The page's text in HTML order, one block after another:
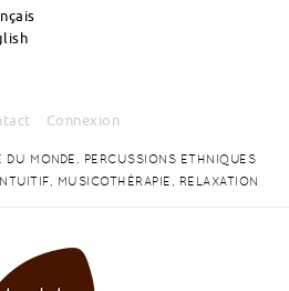
Connexion
DU MONDE. PERCUSSIONS ETHNIQUES
MUSICOTHÉRAPIE, RELAXATION